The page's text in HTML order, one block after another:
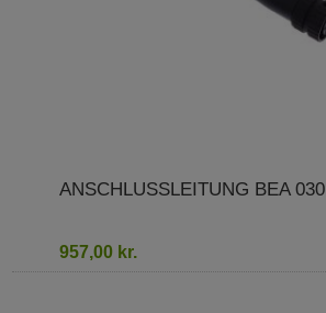
ANSCHLUSSLEITUNG BEA 030
957,00 kr.